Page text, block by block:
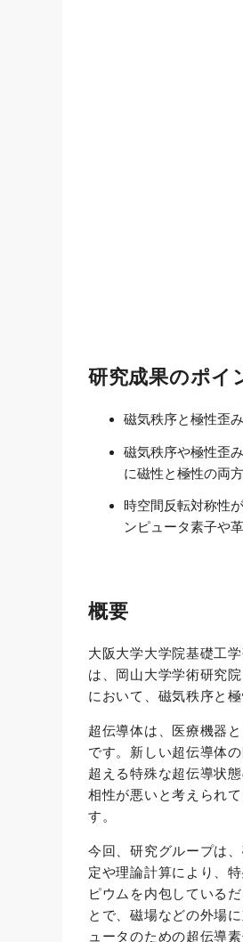
研究成果のポイ
磁気秩序と極性歪
磁気秩序や極性歪
に磁性と極性の両
時空間反転対称性
ンピュータ素子や
概要
大阪大学大学院基礎工
は、岡山大学学術研究
において、磁気秩序と
超伝導体は、医療機器
です。新しい超伝導体
超える特殊な超伝導状
相性が悪いと考えられ
す。
今回、研究グループは
定や理論計算により、
ピウムを内包している
とで、磁場などの外場
ュータのための超伝導